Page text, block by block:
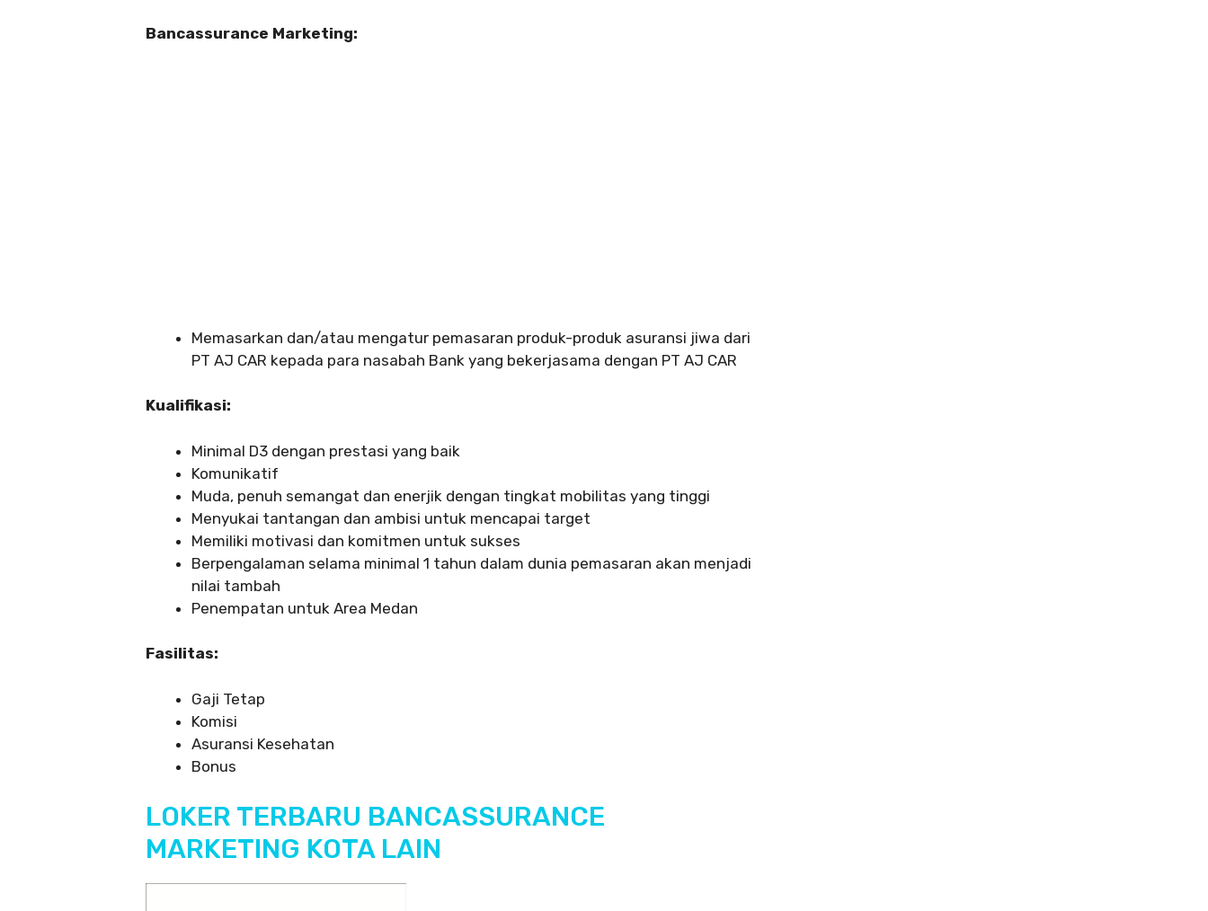
Bancassurance Marketing:
Memasarkan dan/atau mengatur pemasaran produk-produk asuransi jiwa dari
PT AJ CAR kepada para nasabah Bank yang bekerjasama dengan PT AJ CAR
Kualifikasi:
Minimal D3 dengan prestasi yang baik
Komunikatif
Muda, penuh semangat dan enerjik dengan tingkat mobilitas yang tinggi
Menyukai tantangan dan ambisi untuk mencapai target
Memiliki motivasi dan komitmen untuk sukses
Berpengalaman selama minimal 1 tahun dalam dunia pemasaran akan menjadi
nilai tambah
Penempatan untuk Area Medan
Fasilitas:
Gaji Tetap
Komisi
Asuransi Kesehatan
Bonus
LOKER TERBARU BANCASSURANCE
MARKETING KOTA LAIN